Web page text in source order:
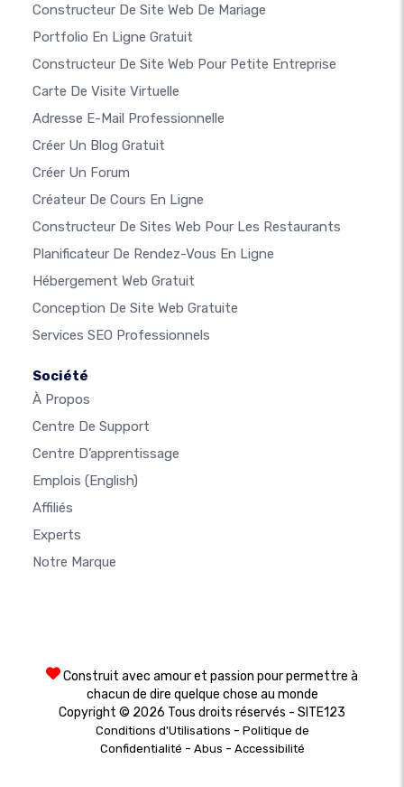
Constructeur De Site Web De Mariage
Portfolio En Ligne Gratuit
Constructeur De Site Web Pour Petite Entreprise
Carte De Visite Virtuelle
Adresse E-Mail Professionnelle
Créer Un Blog Gratuit
Créer Un Forum
Créateur De Cours En Ligne
Constructeur De Sites Web Pour Les Restaurants
Planificateur De Rendez-Vous En Ligne
Hébergement Web Gratuit
Conception De Site Web Gratuite
Services SEO Professionnels
Société
À Propos
Centre De Support
Centre D’apprentissage
Emplois (English)
Affiliés
Experts
Notre Marque
Construit avec amour et passion pour permettre à
chacun de dire quelque chose au monde
Copyright © 2026 Tous droits réservés - SITE123
Conditions d'Utilisations - Politique de
Confidentialité - Abus - Accessibilité